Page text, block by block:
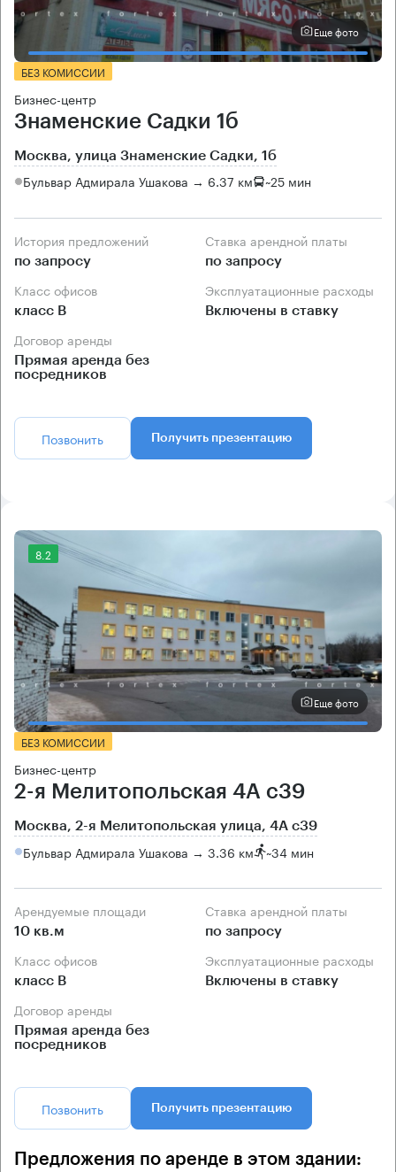
Еще фото
БЕЗ КОМИССИИ
Бизнес-центр
Знаменские Садки 1б
Москва, улица Знаменские Садки, 1б
Бульвар Адмирала Ушакова → 6.37 км ~25 мин
История предложений
по запросу
Ставка арендной платы
по запросу
Класс офисов
класс B
Эксплуатационные расходы
Включены в ставку
Договор аренды
Прямая аренда без
посредников
Позвонить Получить презентацию
8.2
Еще фото
БЕЗ КОМИССИИ
Бизнес-центр
2-я Мелитопольская 4А с39
Москва, 2-я Мелитопольская улица, 4А с39
Бульвар Адмирала Ушакова → 3.36 км ~34 мин
Арендуемые площади
10 кв.м
Ставка арендной платы
по запросу
Класс офисов
класс B
Эксплуатационные расходы
Включены в ставку
Договор аренды
Прямая аренда без
посредников
Позвонить Получить презентацию
Предложения по аренде в этом здании: